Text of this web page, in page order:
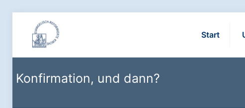
Start
Konfirmation, und dann?